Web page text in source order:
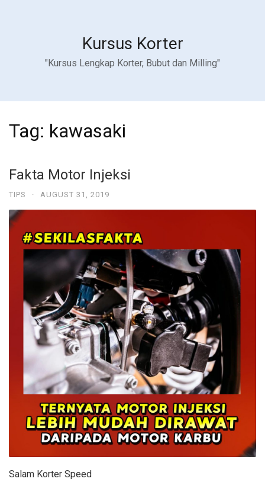
Kursus Korter
"Kursus Lengkap Korter, Bubut dan Milling"
Tag: kawasaki
Fakta Motor Injeksi
TIPS · AUGUST 31, 2019
Salam Korter Speed